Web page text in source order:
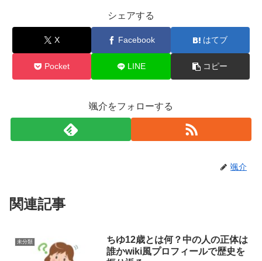
シェアする
X Facebook はてブ
Pocket LINE コピー
颯介をフォローする
颯介
関連記事
未分類
ちゆ12歳とは何？中の人の正体は
誰かwiki風プロフィールで歴史を